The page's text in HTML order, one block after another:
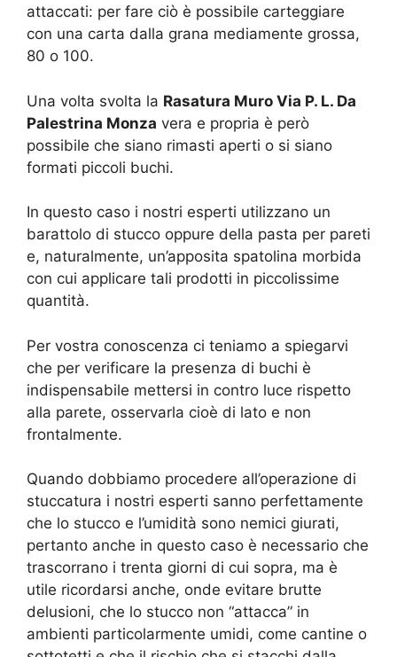
attaccati: per fare ciò è possibile carteggiare
con una carta dalla grana mediamente grossa,
80 o 100.
Una volta svolta la Rasatura Muro Via P. L. Da
Palestrina Monza vera e propria è però
possibile che siano rimasti aperti o si siano
formati piccoli buchi.
In questo caso i nostri esperti utilizzano un
barattolo di stucco oppure della pasta per pareti
e, naturalmente, un’apposita spatolina morbida
con cui applicare tali prodotti in piccolissime
quantità.
Per vostra conoscenza ci teniamo a spiegarvi
che per verificare la presenza di buchi è
indispensabile mettersi in contro luce rispetto
alla parete, osservarla cioè di lato e non
frontalmente.
Quando dobbiamo procedere all’operazione di
stuccatura i nostri esperti sanno perfettamente
che lo stucco e l’umidità sono nemici giurati,
pertanto anche in questo caso è necessario che
trascorrano i trenta giorni di cui sopra, ma è
utile ricordarsi anche, onde evitare brutte
delusioni, che lo stucco non “attacca” in
ambienti particolarmente umidi, come cantine o